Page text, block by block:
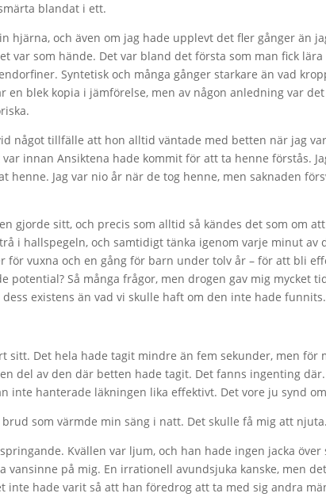
blandat i ett.
hjärna, och även om jag hade upplevt det fler gånger än
var som hände. Det var bland det första som man fick
Syntetisk och många gånger starkare än vad
blek kopia i jämförelse, men av någon anledning var
något tillfälle att hon alltid väntade med betten när jag
innan Ansiktena hade kommit för att ta henne förstås.
henne. Jag var nio år när de tog henne, men saknaden
gjorde sitt, och precis som alltid så kändes det som om
i hallspegeln, och samtidigt tänka igenom varje minut av
vuxna och en gång för barn under tolv år – för att bli
potential? Så många frågor, men drogen gav mig mycket
existens än vad vi skulle haft om den inte hade funnits.
sitt. Det hela hade tagit mindre än fem sekunder, men för
del av den där betten hade tagit. Det fanns ingenting
inte hanterade läkningen lika effektivt. Det vore ju synd
som värmde min säng i natt. Det skulle få mig att
Kvällen var ljum, och han hade ingen jacka
vansinne på mig. En irrationell avundsjuka kanske, men
inte hade varit så att han föredrog att ta med sig andra